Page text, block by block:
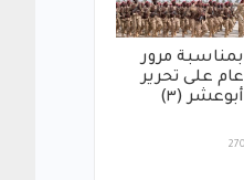
بمناسبة مرور
عام على تحرير
أبوعشر (٣)